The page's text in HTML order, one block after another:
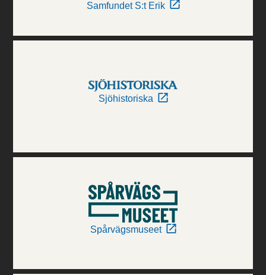
Samfundet S:t Erik
Sjöhistoriska
Spårvägsmuseet